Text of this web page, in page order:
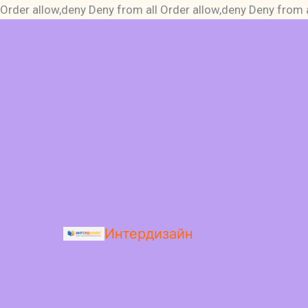
Order allow,deny Deny from all Order allow,deny Deny from
Интердизайн